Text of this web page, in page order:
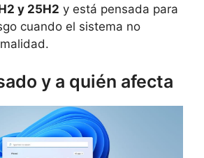
y 25H2 y está pensada para
cuando el sistema no
y a quién afecta